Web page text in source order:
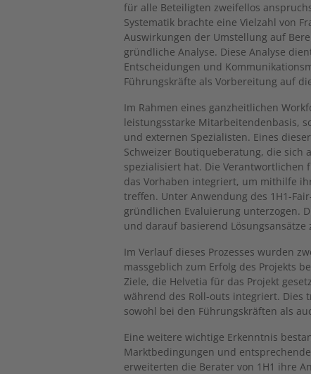
für alle Beteiligten zweifellos
Systematik brachte eine Vielzahl von
Auswirkungen der Umstellung auf
gründliche Analyse. Diese Analyse
Entscheidungen und
Führungskräfte als Vorbereitung auf
Im Rahmen eines ganzheitlichen
leistungsstarke Mitarbeitendenbasis,
und externen Spezialisten. Eines
Schweizer Boutiqueberatung, die sich
spezialisiert hat. Die Verantwortlichen
das Vorhaben integriert, um mithilfe
treffen. Unter Anwendung des 1H1-
gründlichen Evaluierung unterzogen.
und darauf basierend Lösungsansätze
Im Verlauf dieses Prozesses wurden
massgeblich zum Erfolg des Projekts
Ziele, die Helvetia für das Projekt
während des Roll-outs integriert. Dies
sowohl bei den Führungskräften als
Eine weitere wichtige Erkenntnis
Marktbedingungen und
erweiterten die Berater von 1H1 ihre